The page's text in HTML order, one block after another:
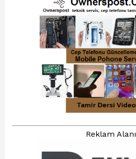
Reklam Alanı